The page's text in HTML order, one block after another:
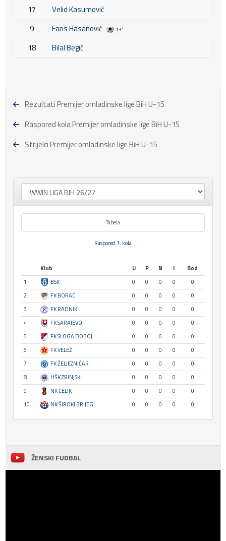
17
Velid Kasumović
9
Faris Hasanović 13'
18 Bilal Begić
Rezultati Premijer omladinske lige BiH U-15
Raspored kola Premijer omladinske lige BiH U-15
Strijelci Premijer omladinske lige BiH U-15
Tabela
Raspored 1. kola
Klub U P N I
Bod
1
BSK 0 0 0 0
0
2
FK BORAC 0 0 0 0
0
3
FK RADNIK 0 0 0 0
0
4
FK SARAJEVO 0 0 0 0
0
5
FK SLOGA DOBOJ 0 0 0 0
0
6
FK VELEŽ 0 0 0 0
0
7
FK ŽELJEZNIČAR 0 0 0 0
0
8
HŠK ZRINJSKI 0 0 0 0
0
9
NK ČELIK 0 0 0 0
0
10
NK ŠIROKI BRIJEG 0 0 0 0 0
ŽENSKI FUDBAL